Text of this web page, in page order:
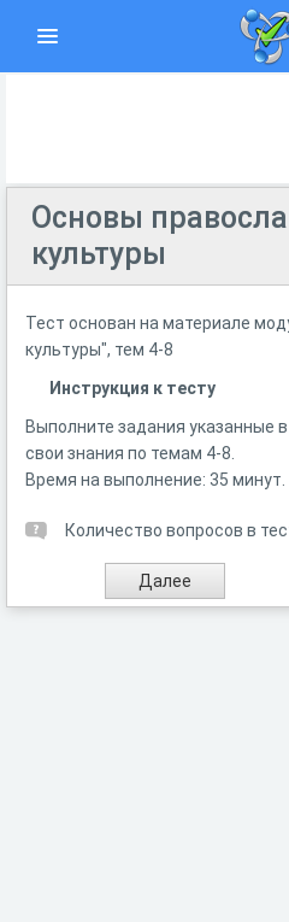
Основы
культуры
Тест основан на материале
культуры", тем 4-8
Инструкция к тесту
Выполните задания указанные
свои знания по темам 4-8.
Время на выполнение: 35 минут.
Количество вопросов в